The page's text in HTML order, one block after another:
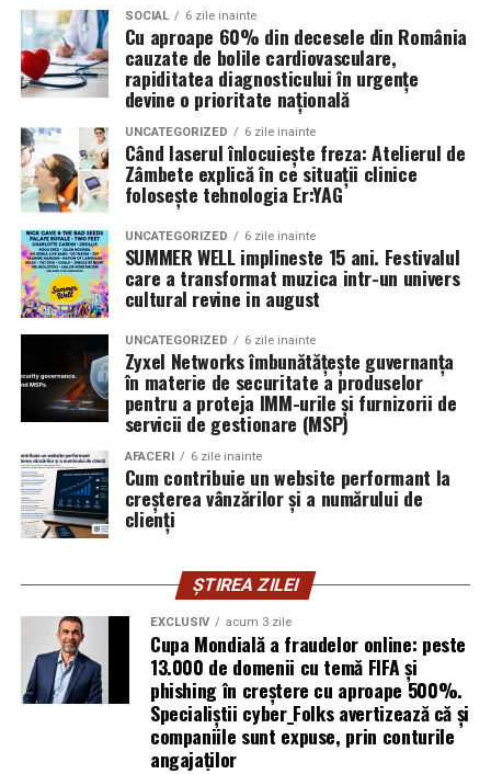
Fondată la Washington, Alianța reunește foștii
ambasadori americani din România și lideri din sectoare
strategice – securitate, energie, industrie și tehnologie –
facilitând dialogul la nivel înalt și proiecte concrete
între România și Statele Unite. Recepția de miercuri
seară a reconfirmat că parteneriatul româno-american
este profund ancorat în valori comune, memorie
istorică și o viziune împărtășită pentru un viitor mai
sigur și mai prosper.
Contact presă:Florina Lepădatu, Executive Manager
Alianțaflorina@alianta.org| 0775 623 635
SOCIAL 6 zile inainte
Cu aproape 60% din decesele din România
cauzate de bolile cardiovasculare,
rapiditatea diagnosticului în urgențe
devine o prioritate națională
UNCATEGORIZED 6 zile inainte
Când laserul înlocuiește freza: Atelierul de
Zâmbete explică în ce situații clinice
folosește tehnologia Er:YAG
UNCATEGORIZED 6 zile inainte
SUMMER WELL implineste 15 ani. Festivalul
care a transformat muzica intr-un univers
cultural revine in august
UNCATEGORIZED 6 zile inainte
Zyxel Networks îmbunătățește guvernanța
în materie de securitate a produselor
pentru a proteja IMM-urile și furnizorii de
servicii de gestionare (MSP)
AFACERI 6 zile inainte
Cum contribuie un website performant la
creșterea vânzărilor și a numărului de
clienți
ȘTIREA ZILEI
EXCLUSIV acum 3 zile
Cupa Mondială a fraudelor online: peste
13.000 de domenii cu temă FIFA și
phishing în creștere cu aproape 500%.
Specialiștii cyber_Folks avertizează că și
companiile sunt expuse, prin conturile
angajaților